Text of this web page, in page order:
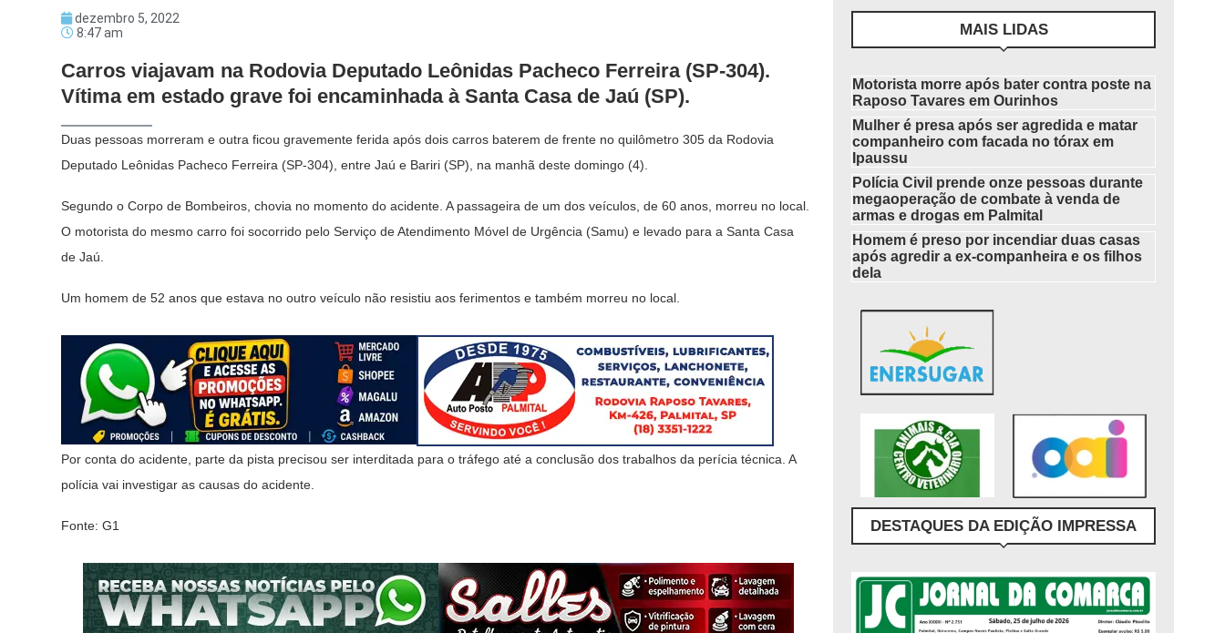
dezembro 5, 2022
8:47 am
Carros viajavam na Rodovia Deputado Leônidas Pacheco Ferreira (SP-304).
Vítima em estado grave foi encaminhada à Santa Casa de Jaú (SP).
Duas pessoas morreram e outra ficou gravemente ferida após dois carros baterem de frente no quilômetro 305 da Rodovia
Deputado Leônidas Pacheco Ferreira (SP-304), entre Jaú e Bariri (SP), na manhã deste domingo (4).
Segundo o Corpo de Bombeiros, chovia no momento do acidente. A passageira de um dos veículos, de 60 anos, morreu no local.
O motorista do mesmo carro foi socorrido pelo Serviço de Atendimento Móvel de Urgência (Samu) e levado para a Santa Casa
de Jaú.
Um homem de 52 anos que estava no outro veículo não resistiu aos ferimentos e também morreu no local.
Por conta do acidente, parte da pista precisou ser interditada para o tráfego até a conclusão dos trabalhos da perícia técnica. A
polícia vai investigar as causas do acidente.
Fonte: G1
MAIS LIDAS
Motorista morre após bater contra poste na
Raposo Tavares em Ourinhos
Mulher é presa após ser agredida e matar
companheiro com facada no tórax em
Ipaussu
Polícia Civil prende onze pessoas durante
megaoperação de combate à venda de
armas e drogas em Palmital
Homem é preso por incendiar duas casas
após agredir a ex-companheira e os filhos
dela
DESTAQUES DA EDIÇÃO IMPRESSA